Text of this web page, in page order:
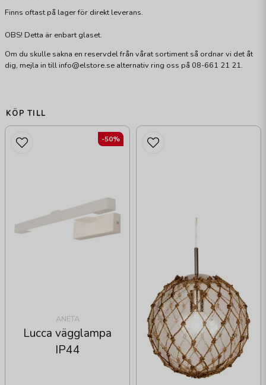
Finns oftast på lager för direkt leverans.
OBS! Detta är enbart glaset.
Om du skulle sakna en reservdel från vårat sortiment så ordnar vi det åt
dig, mejla in till info@elstore.se alternativ ring oss på 08-661 21 21.
KÖP TILL
ANETA
Lucca vägglampa
IP44
-50%